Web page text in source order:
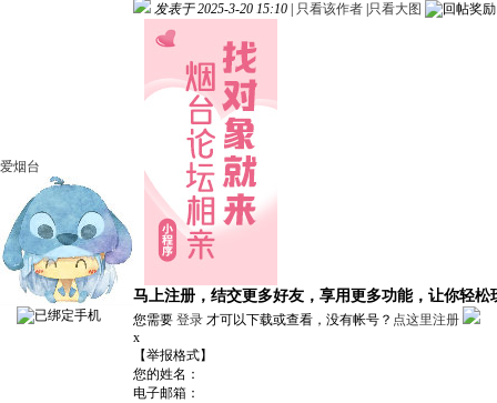
爱烟台
发表于 2025-3-20 15:10
只看该作者 只看大图
马上注册，结交更多好友，享用更多功能，让你轻松
您需要 登录 才可以下载或查看，没有帐号？ 点这里注册
x
【举报格式】
您的姓名：
电子邮箱：